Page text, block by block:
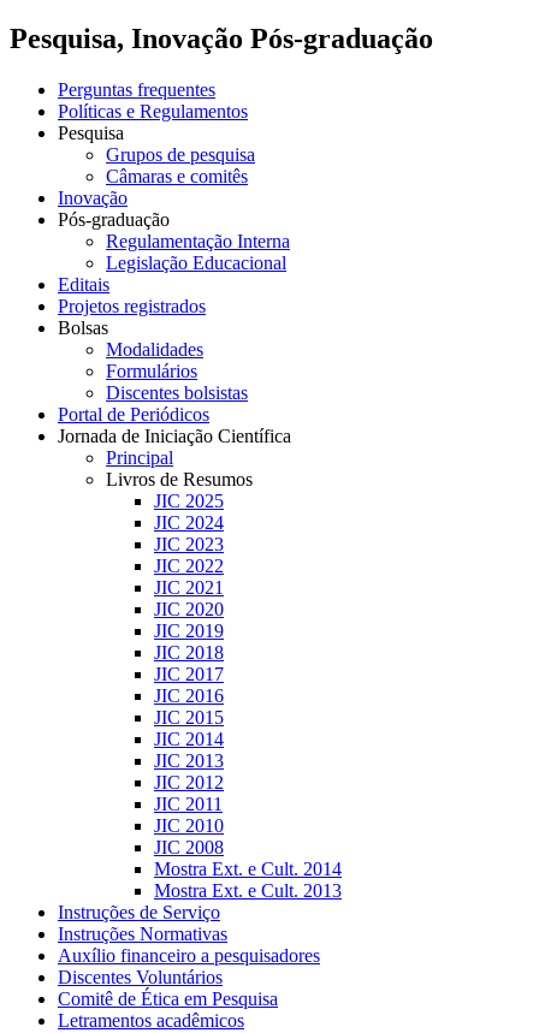
Pesquisa, Inovação Pós-graduação
Perguntas frequentes
Políticas e Regulamentos
Pesquisa
Grupos de pesquisa
Câmaras e comitês
Inovação
Pós-graduação
Regulamentação Interna
Legislação Educacional
Editais
Projetos registrados
Bolsas
Modalidades
Formulários
Discentes bolsistas
Portal de Periódicos
Jornada de Iniciação Científica
Principal
Livros de Resumos
JIC 2025
JIC 2024
JIC 2023
JIC 2022
JIC 2021
JIC 2020
JIC 2019
JIC 2018
JIC 2017
JIC 2016
JIC 2015
JIC 2014
JIC 2013
JIC 2012
JIC 2011
JIC 2010
JIC 2008
Mostra Ext. e Cult. 2014
Mostra Ext. e Cult. 2013
Instruções de Serviço
Instruções Normativas
Auxílio financeiro a pesquisadores
Discentes Voluntários
Comitê de Ética em Pesquisa
Letramentos acadêmicos